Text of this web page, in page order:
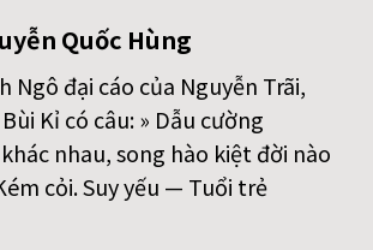
Quốc Hùng
Ngô đại cáo của Nguyễn Trãi,
Kỉ có câu: » Dẫu cường
nhau, song hào kiệt đời nào
cỏi. Suy yếu — Tuổi trẻ